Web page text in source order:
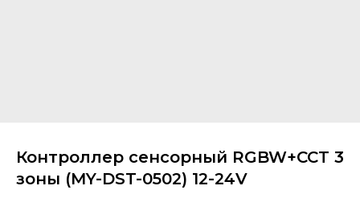
Контроллер сенсорный RGBW+CCT 3
зоны (MY-DST-0502) 12-24V